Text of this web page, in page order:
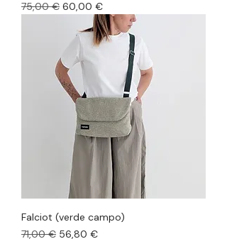
Precio
75,00 € Precio de oferta
60,00 €
Falciot (verde campo)
Precio
71,00 € Precio de oferta
56,80 €